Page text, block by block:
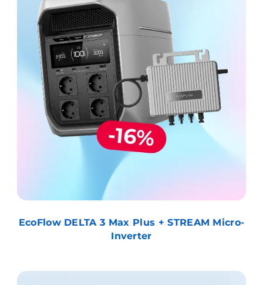
EcoFlow DELTA 3 Max Plus + STREAM Micro-
Inverter